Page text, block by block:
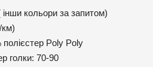
інши кольори за запитом)
км)
Poly Poly
голки: 70-90